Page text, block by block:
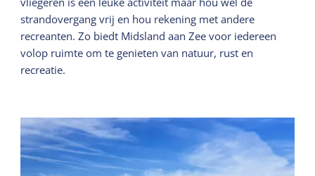
strandovergang vrij en hou rekening met andere
recreanten. Zo biedt Midsland aan Zee voor iedereen
volop ruimte om te genieten van natuur, rust en
recreatie.